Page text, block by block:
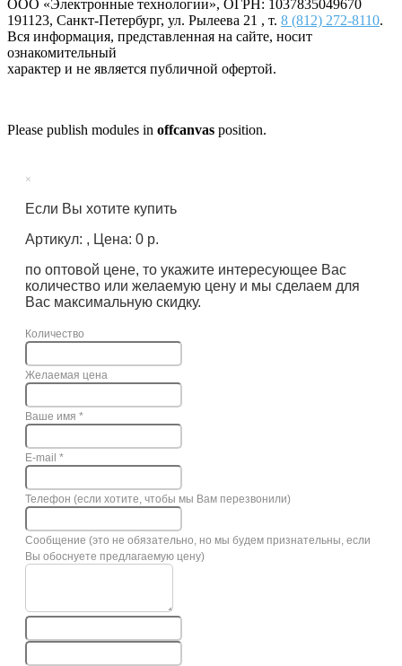
ООО «Электронные технологии», ОГРН: 1037835049670
191123, Санкт-Петербург, ул. Рылеева 21 , т. 8 (812) 272-8110.
Вся информация, представленная на сайте, носит
ознакомительный
характер и не является публичной офертой.
Please publish modules in offcanvas position.
×
Если Вы хотите купить
Артикул: , Цена: 0 р.
по оптовой цене, то укажите интересующее Вас
количество или желаемую цену и мы сделаем для
Вас максимальную скидку.
Количество
Желаемая цена
Ваше имя *
E-mail *
Телефон (если хотите, чтобы мы Вам перезвонили)
Сообщение (это не обязательно, но мы будем признательны, если
Вы обоснуете предлагаемую цену)